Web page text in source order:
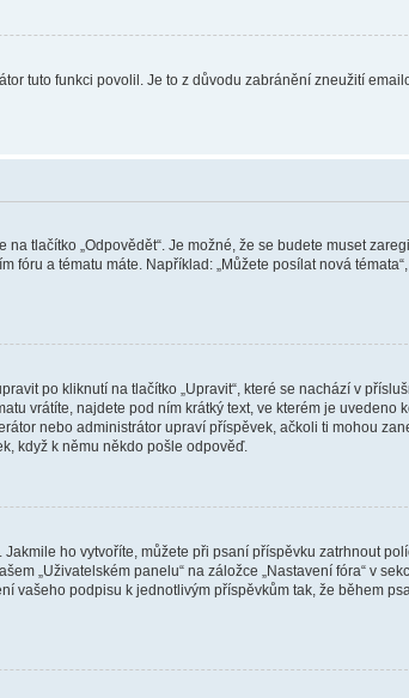
tuto funkci povolil. Je to z důvodu zabránění zneužití
tlačítko „Odpovědět“. Je možné, že se budete muset
a tématu máte. Například: „Můžete posílat nová
po kliknutí na tlačítko „Upravit“, které se nachází v
vrátíte, najdete pod ním krátký text, ve kterém je uvedeno
nebo administrátor upraví příspěvek, ačkoli ti mohou
když k němu někdo pošle odpověď.
ho vytvoříte, můžete při psaní příspěvku zatrhnout
„Uživatelském panelu“ na záložce „Nastavení fóra“ v
vašeho podpisu k jednotlivým příspěvkům tak, že během